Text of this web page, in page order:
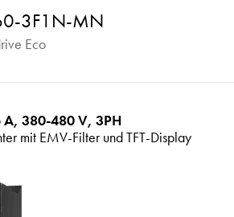
3F1N-MN
Eco
380-480 V, 3PH
mit EMV-Filter und TFT-Display